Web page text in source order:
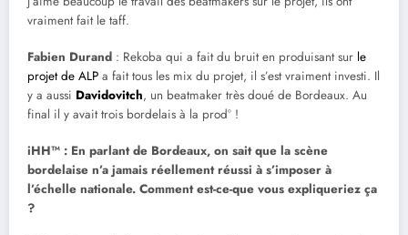
vraiment fait le taff.
Fabien Durand : Rekoba qui a fait du bruit en produisant sur le
projet de ALP a fait tous les mix du projet, il s’est vraiment investi. Il
y a aussi Davidovitch, un beatmaker très doué de Bordeaux. Au
final il y avait trois bordelais à la prod° !
iHH™ : En parlant de Bordeaux, on sait que la scène
bordelaise n’a jamais réellement réussi à s’imposer à
l’échelle nationale. Comment est-ce-que vous expliqueriez ça
?